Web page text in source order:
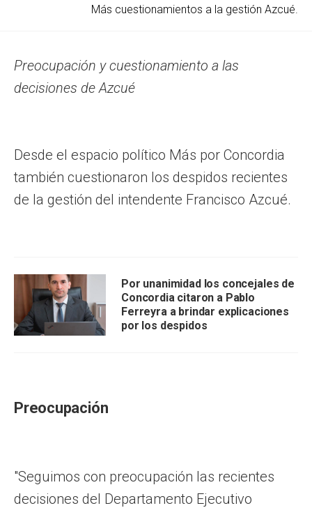
Más cuestionamientos a la gestión Azcué.
Preocupación y cuestionamiento a las
decisiones de Azcué
Desde el espacio político Más por Concordia
también cuestionaron los despidos recientes
de la gestión del intendente Francisco Azcué.
Por unanimidad los concejales de
Concordia citaron a Pablo
Ferreyra a brindar explicaciones
por los despidos
Preocupación
"Seguimos con preocupación las recientes
decisiones del Departamento Ejecutivo